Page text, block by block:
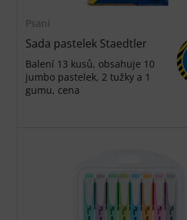
Psaní
Sada pastelek Staedtler
Balení 13 kusů, obsahuje 10
jumbo pastelek, 2 tužky a 1
gumu, cena